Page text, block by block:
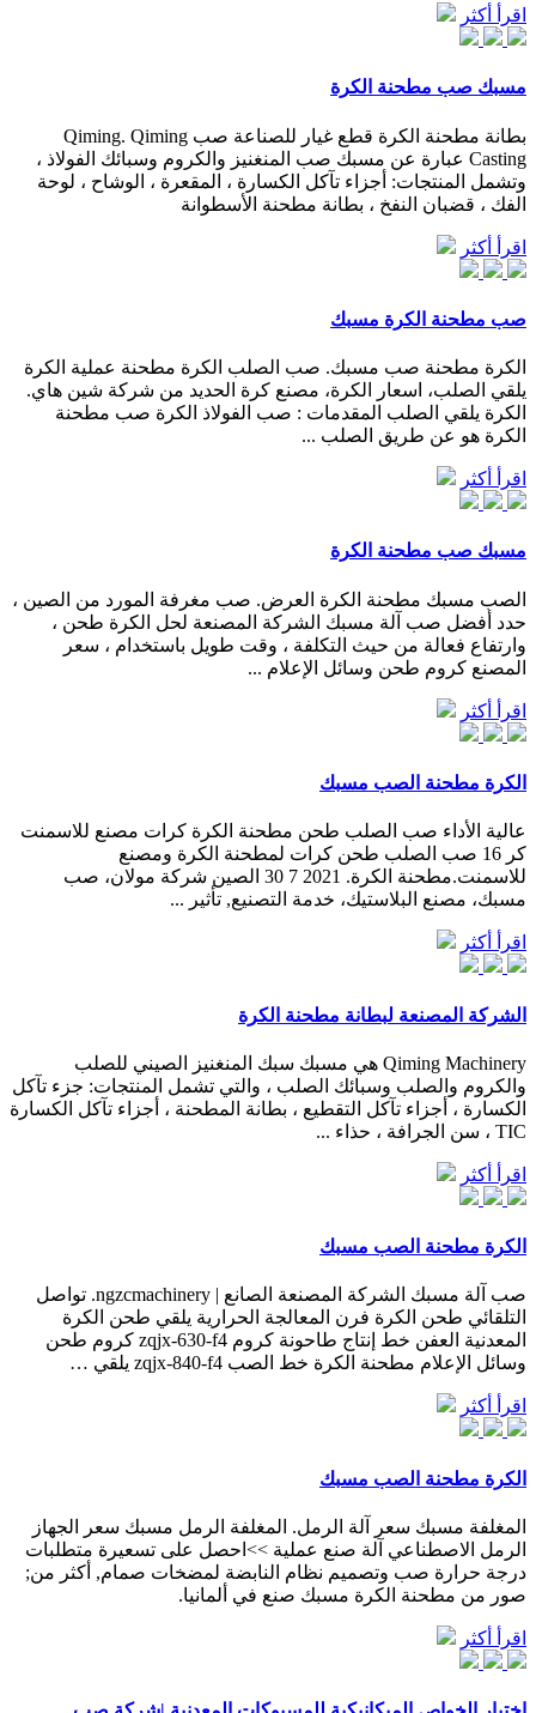
اقرأ أكثر
مسبك صب مطحنة الكرة
بطانة مطحنة الكرة قطع غيار للصناعة صب Qiming. Qiming
Casting عبارة عن مسبك صب المنغنيز والكروم وسبائك الفولاذ ،
وتشمل المنتجات: أجزاء تآكل الكسارة ، المقعرة ، الوشاح ، لوحة
الفك ، قضبان النفخ ، بطانة مطحنة الأسطوانة
اقرأ أكثر
صب مطحنة الكرة مسبك
الكرة مطحنة صب مسبك. صب الصلب الكرة مطحنة عملية الكرة
يلقي الصلب، اسعار الكرة، مصنع كرة الحديد من شركة شين هاي.
الكرة يلقي الصلب المقدمات : صب الفولاذ الكرة صب مطحنة
الكرة هو عن طريق الصلب ...
اقرأ أكثر
مسبك صب مطحنة الكرة
الصب مسبك مطحنة الكرة العرض. صب مغرفة المورد من الصين ،
حدد أفضل صب آلة مسبك الشركة المصنعة لحل الكرة طحن ،
وارتفاع فعالة من حيث التكلفة ، وقت طويل باستخدام ، سعر
المصنع كروم طحن وسائل الإعلام ...
اقرأ أكثر
الكرة مطحنة الصب مسبك
عالية الأداء صب الصلب طحن مطحنة الكرة كرات مصنع للاسمنت
كر 16 صب الصلب طحن كرات لمطحنة الكرة ومصنع
للاسمنت.مطحنة الكرة. 2021 7 30 الصين شركة مولان، صب
مسبك، مصنع البلاستيك، خدمة التصنيع, تأثير ...
اقرأ أكثر
الشركة المصنعة لبطانة مطحنة الكرة
Qiming Machinery هي مسبك سبك المنغنيز الصيني للصلب
والكروم والصلب وسبائك الصلب ، والتي تشمل المنتجات: جزء تآكل
الكسارة ، أجزاء تآكل التقطيع ، بطانة المطحنة ، أجزاء تآكل الكسارة
TIC ، سن الجرافة ، حذاء ...
اقرأ أكثر
الكرة مطحنة الصب مسبك
صب آلة مسبك الشركة المصنعة الصانع | ngzcmachinery. تواصل
التلقائي طحن الكرة فرن المعالجة الحرارية يلقي طحن الكرة
المعدنية العفن خط إنتاج طاحونة كروم zqjx-630-f4 كروم طحن
وسائل الإعلام مطحنة الكرة خط الصب zqjx-840-f4 يلقي …
اقرأ أكثر
الكرة مطحنة الصب مسبك
المغلفة مسبك سعر آلة الرمل. المغلفة الرمل مسبك سعر الجهاز
الرمل الاصطناعي آلة صنع عملية >>احصل على تسعيرة متطلبات
درجة حرارة صب وتصميم نظام النابضة لمضخات صمام, أكثر من;
صور من مطحنة الكرة مسبك صنع في ألمانيا.
اقرأ أكثر